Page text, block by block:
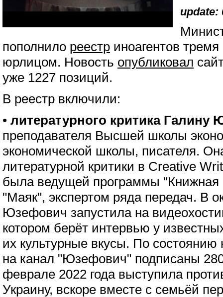
update:
пополнило реестр иноагентов
юрлицом. Новость опубликовал
уже 1227 позиций.
В реестр включили:
• литературного критика Галину
преподавателя Высшей школы
экономической школы, писателя.
литературной критики в Creative
была ведущей программы "Книжная
"Маяк", экспертом ряда передач. В
Юзефович запустила на
котором берёт интервью у
их культурные вкусы. По состоянию
на канал "Юзефович" подписаны
феврале 2022 года выступила
Украину, вскоре вместе с семьёй